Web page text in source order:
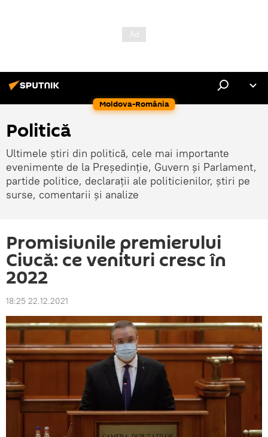
Moldova-România
Politică
Ultimele știri din politică, cele mai importante
evenimente de la Președinție, Guvern și Parlament,
partide politice, declarații ale politicienilor, știri pe
surse, comentarii și analize
Promisiunile premierului
Ciucă: ce venituri cresc în
2022
18:25 22.12.2021